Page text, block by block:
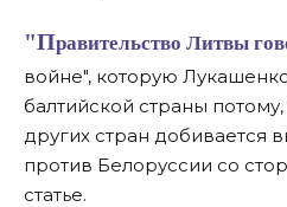
"Правительство Литвы говорит о "гибридной
войне", которую
балтийской страны
других стран добивается
против Белоруссии со
статье.